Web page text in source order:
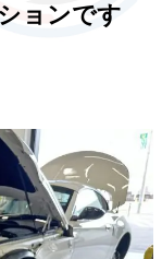
ョンです